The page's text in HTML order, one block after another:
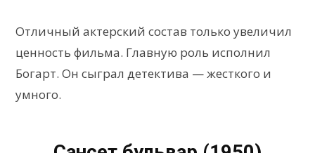
Отличный актерский состав только увеличил
ценность фильма. Главную роль исполнил
Богарт. Он сыграл детектива — жесткого и
умного.